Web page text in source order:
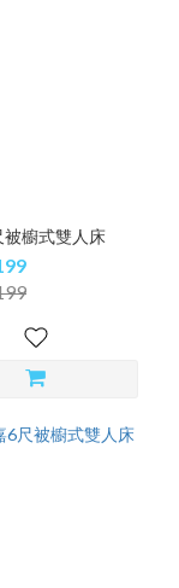
櫥式雙人床